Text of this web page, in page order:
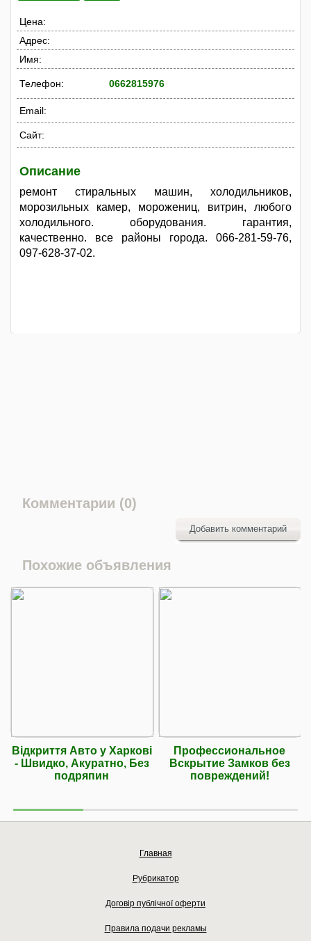
Цена:
Адрес:
Имя:
Телефон: 0662815976
Email:
Сайт:
Описание
ремонт стиральных машин, холодильников,
морозильных камер, морожениц, витрин, любого
холодильного. оборудования. гарантия,
качественно. все районы города. 066-281-59-76,
097-628-37-02.
Комментарии (0)
Добавить комментарий
Похожие объявления
Відкриття Авто у Харкові
- Швидко, Акуратно, Без
подряпин
Профессиональное
Вскрытие Замков без
повреждений!
Главная
Рубрикатор
Договір публічної оферти
Правила подачи рекламы